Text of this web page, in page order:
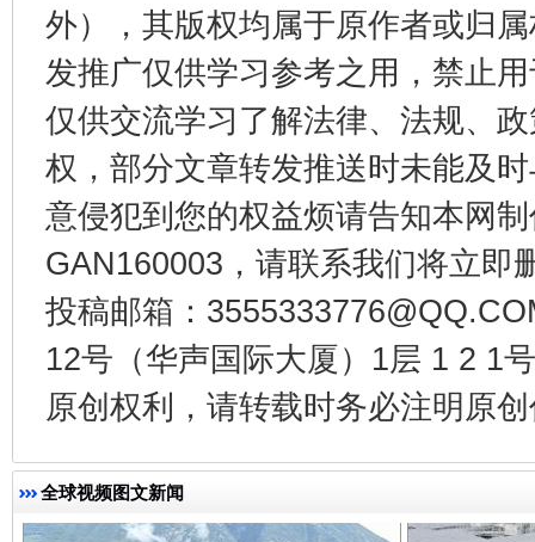
外），其版权均属于原作者或归
发推广仅供学习参考之用，禁止
仅供交流学习了解法律、法规、
权，部分文章转发推送时未能及
意侵犯到您的权益烦请告知本网
GAN160003，请联系我们将立即
投稿邮箱：
12号（华声国际大厦）1层 1 2 1
原创权利，请转载时务必注明原
全球视频图文新闻
受贿1.44亿！段成刚被判无期 从幼
全民健身五年计划来了！等你上场